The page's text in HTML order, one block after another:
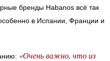
бренды Habanos всё так
в Испании, Франции и
«Очень важно, что из